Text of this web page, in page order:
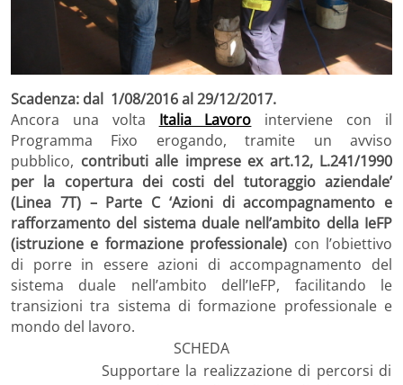
Scadenza: dal 1/08/2016 al 29/12/2017.
Ancora una volta Italia Lavoro interviene con il
Programma Fixo erogando, tramite un avviso
pubblico, contributi alle imprese ex art.12, L.241/1990
per la copertura dei costi del tutoraggio aziendale’
(Linea 7T) – Parte C ‘Azioni di accompagnamento e
rafforzamento del sistema duale nell’ambito della IeFP
(istruzione e formazione professionale) con l’obiettivo
di porre in essere azioni di accompagnamento del
sistema duale nell’ambito dell’IeFP, facilitando le
transizioni tra sistema di formazione professionale e
mondo del lavoro.
SCHEDA
Supportare la realizzazione di percorsi di